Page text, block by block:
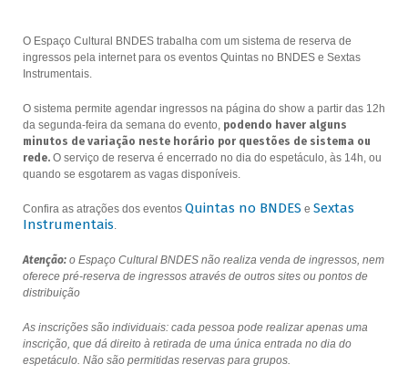
O Espaço Cultural BNDES trabalha com um sistema de reserva de
ingressos pela internet para os eventos Quintas no BNDES e Sextas
Instrumentais.
O sistema permite agendar ingressos na página do show a partir das 12h
da segunda-feira da semana do evento, podendo haver alguns
minutos de variação neste horário por questões de sistema ou
rede.O serviço de reserva é encerrado no dia do espetáculo, às 14h, ou
quando se esgotarem as vagas disponíveis.
Confira as atrações dos eventos Quintas no BNDES e Sextas
Instrumentais.
Atenção:o Espaço Cultural BNDES não realiza venda de ingressos, nem
oferece pré-reserva de ingressos através de outros sites ou pontos de
distribuição
As inscrições são individuais: cada pessoa pode realizar apenas uma
inscrição, que dá direito à retirada de uma única entrada no dia do
espetáculo. Não são permitidas reservas para grupos.